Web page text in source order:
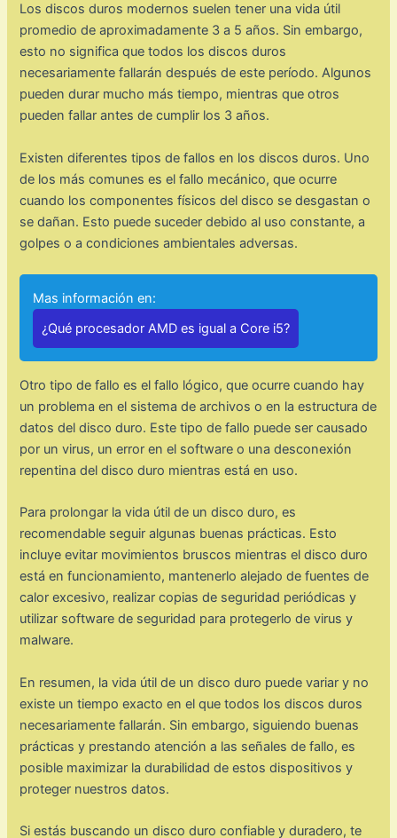
Los discos duros modernos suelen tener una vida útil
promedio de aproximadamente 3 a 5 años. Sin embargo,
esto no significa que todos los discos duros
necesariamente fallarán después de este período. Algunos
pueden durar mucho más tiempo, mientras que otros
pueden fallar antes de cumplir los 3 años.
Existen diferentes tipos de fallos en los discos duros. Uno
de los más comunes es el fallo mecánico, que ocurre
cuando los componentes físicos del disco se desgastan o
se dañan. Esto puede suceder debido al uso constante, a
golpes o a condiciones ambientales adversas.
Mas información en:
¿Qué procesador AMD es igual a Core i5?
Otro tipo de fallo es el fallo lógico, que ocurre cuando hay
un problema en el sistema de archivos o en la estructura de
datos del disco duro. Este tipo de fallo puede ser causado
por un virus, un error en el software o una desconexión
repentina del disco duro mientras está en uso.
Para prolongar la vida útil de un disco duro, es
recomendable seguir algunas buenas prácticas. Esto
incluye evitar movimientos bruscos mientras el disco duro
está en funcionamiento, mantenerlo alejado de fuentes de
calor excesivo, realizar copias de seguridad periódicas y
utilizar software de seguridad para protegerlo de virus y
malware.
En resumen, la vida útil de un disco duro puede variar y no
existe un tiempo exacto en el que todos los discos duros
necesariamente fallarán. Sin embargo, siguiendo buenas
prácticas y prestando atención a las señales de fallo, es
posible maximizar la durabilidad de estos dispositivos y
proteger nuestros datos.
Si estás buscando un disco duro confiable y duradero, te